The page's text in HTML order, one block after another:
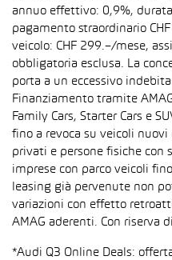
annuo effettivo: 0,9%,
pagamento straordinario
veicolo: CHF 299.–/mese,
obbligatoria esclusa. La
porta a un eccessivo
Finanziamento tramite
Family Cars, Starter Cars e
fino a revoca su veicoli
privati e persone fisiche con
imprese con parco veicoli
leasing già pervenute non
variazioni con effetto
AMAG aderenti. Con riserva
*Audi Q3 Online Deals: